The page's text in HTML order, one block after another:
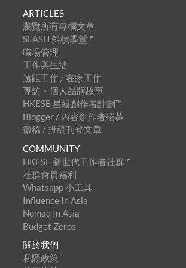
ARTICLES
瀏覽所有專欄文章
SLASH 斜槓學堂™
職場管理
工作與生活
遠距工作 / 在家工作
專訪・個人品牌故事
HKESE 星級創作者計劃™
Blogger / 內容創作者招募
徵稿 / 投稿刊登文章
COMMUNITY
HKESE 新世代工作者社群™
社群會員福利
Whatsapp 小工具
Influence In Asia
Nomad In Asia
Budget Zeros
關於我們
私隱政策